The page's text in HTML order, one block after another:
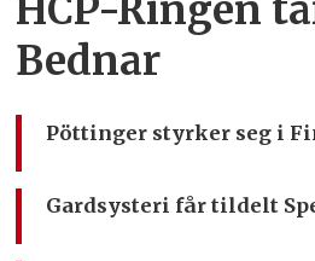
HCP-Ringen
Bednar
Pöttinger styrker seg i
Gardsysteri får tildelt